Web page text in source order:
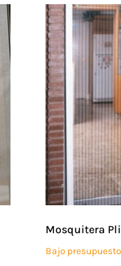
Mosquitera
Bajo presupuesto